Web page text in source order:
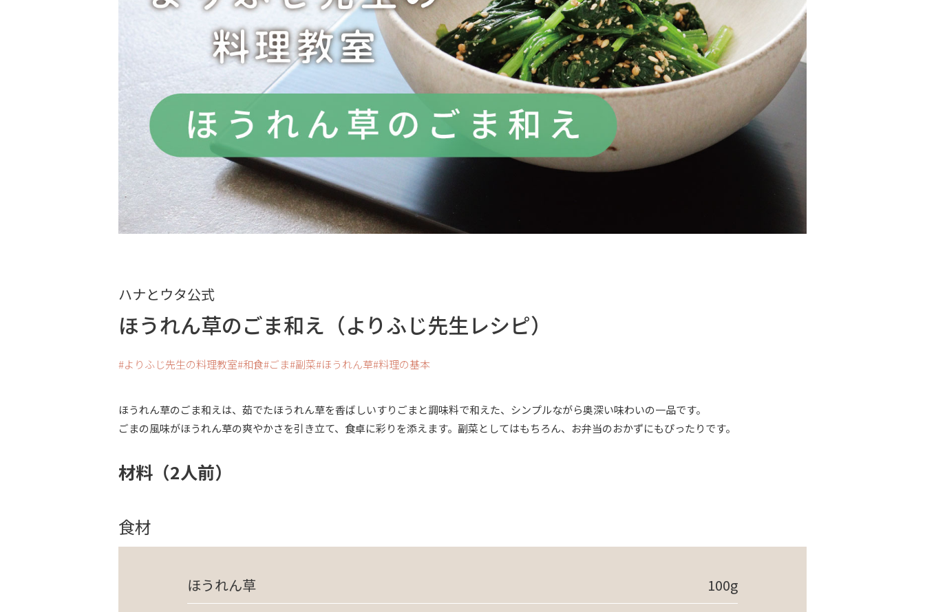
ハナとウタ公式
ほうれん草のごま和え（よりふじ先生レシピ）
よりふじ先生の料理教室 和食 ごま 副菜 ほうれん草 料理の基本
ほうれん草のごま和えは、茹でたほうれん草を香ばしいすりごまと調味料で和えた、シンプルながら奥深い味わいの一品です。
ごまの風味がほうれん草の爽やかさを引き立て、食卓に彩りを添えます。副菜としてはもちろん、お弁当のおかずにもぴったりです。
材料（2人前）
食材
ほうれん草
100g